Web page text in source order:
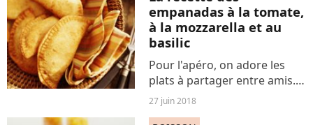
empanadas à la tomate,
à la mozzarella et au
basilic
Pour l'apéro, on adore les
plats à partager entre amis.
On s'inspire des tapas
espagnoles pour la recette
27 juin 2018